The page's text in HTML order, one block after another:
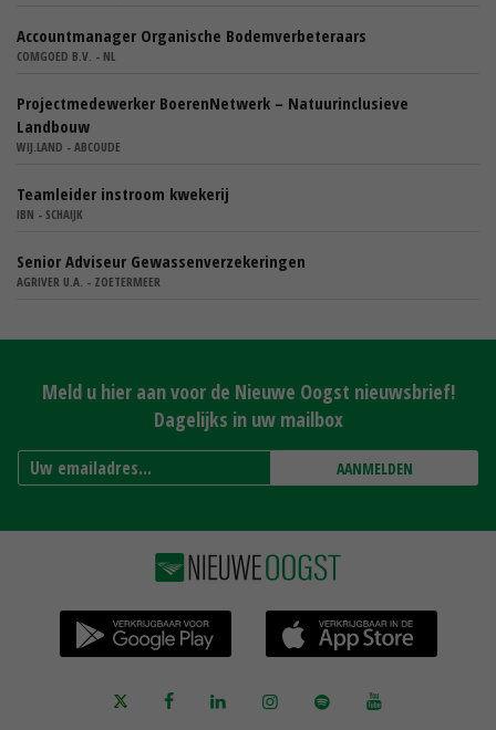
Accountmanager Organische Bodemverbeteraars
COMGOED B.V. - NL
Projectmedewerker BoerenNetwerk – Natuurinclusieve
Landbouw
WIJ.LAND - ABCOUDE
Teamleider instroom kwekerij
IBN - SCHAIJK
Senior Adviseur Gewassenverzekeringen
AGRIVER U.A. - ZOETERMEER
Meld u hier aan voor de Nieuwe Oogst nieuwsbrief!
Dagelijks in uw mailbox
AANMELDEN